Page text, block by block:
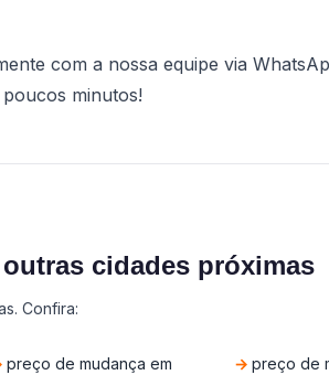
com a nossa equipe via
minutos!
cidades próximas
Confira:
preço de mudança em
preço de